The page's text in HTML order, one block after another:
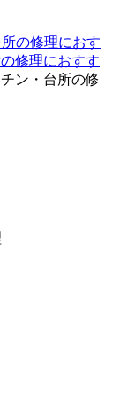
の修理におす
修理におすす
ン・台所の修